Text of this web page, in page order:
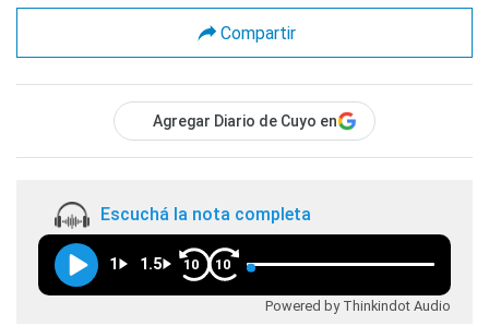
Compartir
Agregar Diario de Cuyo en
Escuchá la nota completa
1 1.5 10 10
Powered by Thinkindot Audio